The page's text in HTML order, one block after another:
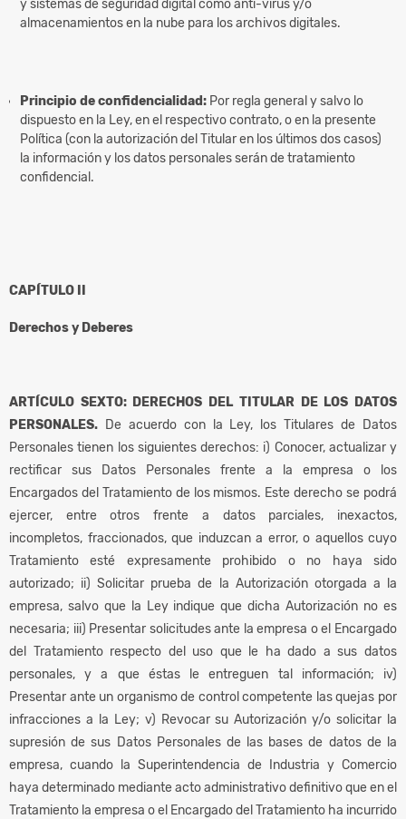
y sistemas de seguridad digital como anti-virus y/o
almacenamientos en la nube para los archivos digitales.
Principio de confidencialidad: Por regla general y salvo lo
dispuesto en la Ley, en el respectivo contrato, o en la presente
Política (con la autorización del Titular en los últimos dos casos)
la información y los datos personales serán de tratamiento
confidencial.
CAPÍTULO II
Derechos y Deberes
ARTÍCULO SEXTO: DERECHOS DEL TITULAR DE LOS DATOS
PERSONALES. De acuerdo con la Ley, los Titulares de Datos
Personales tienen los siguientes derechos: i) Conocer, actualizar y
rectificar sus Datos Personales frente a la empresa o los
Encargados del Tratamiento de los mismos. Este derecho se podrá
ejercer, entre otros frente a datos parciales, inexactos,
incompletos, fraccionados, que induzcan a error, o aquellos cuyo
Tratamiento esté expresamente prohibido o no haya sido
autorizado; ii) Solicitar prueba de la Autorización otorgada a la
empresa, salvo que la Ley indique que dicha Autorización no es
necesaria; iii) Presentar solicitudes ante la empresa o el Encargado
del Tratamiento respecto del uso que le ha dado a sus datos
personales, y a que éstas le entreguen tal información; iv)
Presentar ante un organismo de control competente las quejas por
infracciones a la Ley; v) Revocar su Autorización y/o solicitar la
supresión de sus Datos Personales de las bases de datos de la
empresa, cuando la Superintendencia de Industria y Comercio
haya determinado mediante acto administrativo definitivo que en el
Tratamiento la empresa o el Encargado del Tratamiento ha incurrido